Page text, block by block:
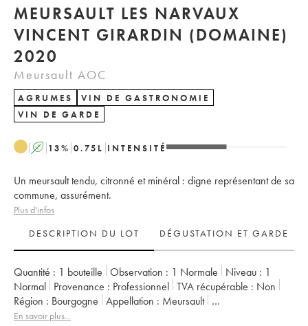
MEURSAULT LES NARVAUX
VINCENT GIRARDIN (DOMAINE)
2020
Meursault AOC
AGRUMES
VIN DE GASTRONOMIE
VIN DE GARDE
A 13% 0.75 L INTENSITÉ
Un meursault tendu, citronné et minéral : digne représentant de sa
commune, assurément.
Plus d'infos
DESCRIPTION DU LOT
DÉGUSTATION ET GARDE
Quantité : 1 bouteille Observation : 1 Normale Niveau : 1
Normal
Provenance : professionnel TVA récupérable :
non
Région :
Bourgogne Appellation :
Meursault
Propriétaire :
En savoir plus...